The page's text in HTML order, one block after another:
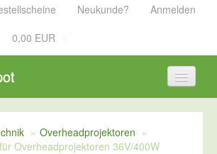
Neukunde?
Anmelden
0,00 EUR
» Overheadprojektoren »
Overheadprojektoren 36V/400W